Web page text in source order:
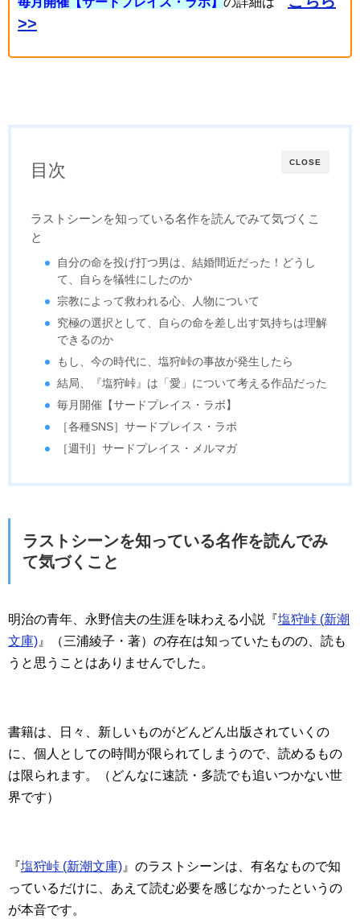
>>
CLOSE
目次
ラストシーンを知っている名作を読んでみて気づくこ
と
自分の命を投げ打つ男は、結婚間近だった！どうし
て、自らを犠牲にしたのか
宗教によって救われる心、人物について
究極の選択として、自らの命を差し出す気持ちは理解
できるのか
もし、今の時代に、塩狩峠の事故が発生したら
結局、『塩狩峠』は「愛」について考える作品だった
毎月開催【サードプレイス・ラボ】
［各種SNS］サードプレイス・ラボ
［週刊］サードプレイス・メルマガ
ラストシーンを知っている名作を読んでみ
て気づくこと
明治の青年、永野信夫の生涯を味わえる小説『塩狩峠 (新潮
文庫) 』（三浦綾子・著）の存在は知っていたものの、読も
うと思うことはありませんでした。
書籍は、日々、新しいものがどんどん出版されていくの
に、個人としての時間が限られてしまうので、読めるもの
は限られます。（どんなに速読・多読でも追いつかない世
界です）
『塩狩峠 (新潮文庫) 』のラストシーンは、有名なもので知
っているだけに、あえて読む必要を感じなかったというの
が本音です。